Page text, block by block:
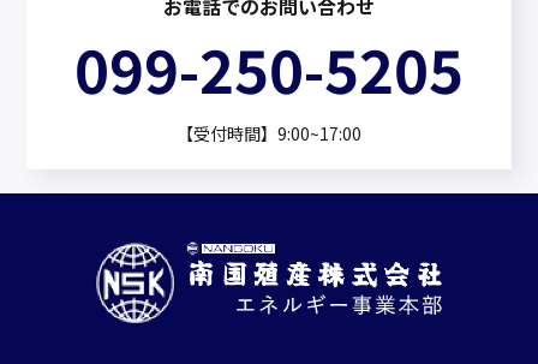
お電話でのお問い合わせ
099-250-5205
【受付時間】9:00~17:00